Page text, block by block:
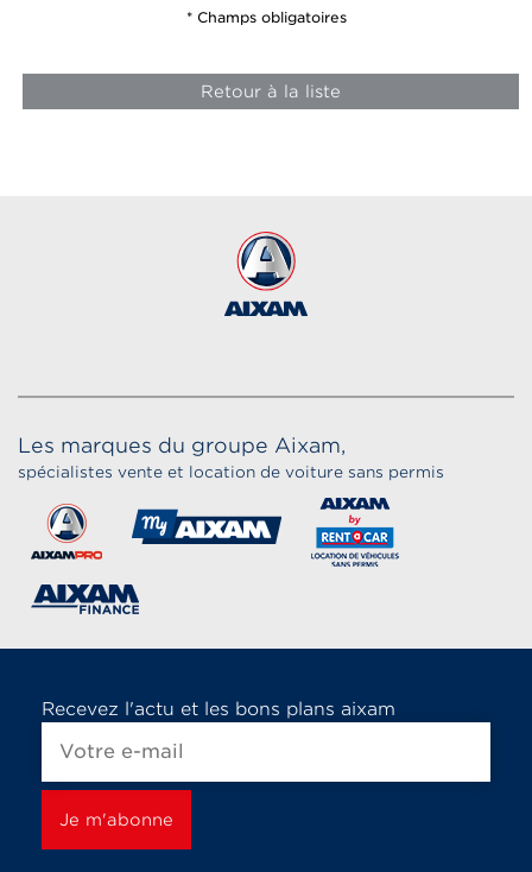
* Champs obligatoires
Retour à la liste
Les marques du groupe Aixam,
spécialistes vente et location de voiture sans permis
Recevez l'actu et les bons plans aixam